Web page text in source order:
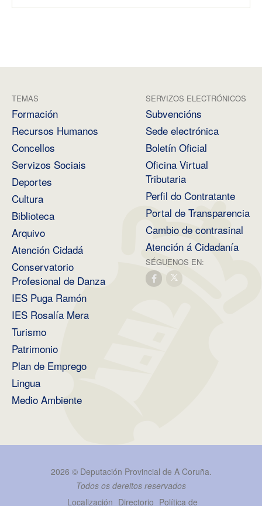
TEMAS
Formación
Recursos Humanos
Concellos
Servizos Sociais
Deportes
Cultura
Biblioteca
Arquivo
Atención Cidadá
Conservatorio
Profesional de Danza
IES Puga Ramón
IES Rosalía Mera
Turismo
Patrimonio
Plan de Emprego
Lingua
Medio Ambiente
SERVIZOS ELECTRÓNICOS
Subvencións
Sede electrónica
Boletín Oficial
Oficina Virtual
Tributaria
Perfil do Contratante
Portal de Transparencia
Cambio de contrasinal
Atención á Cidadanía
SÉGUENOS EN:
2026 © Deputación Provincial de A Coruña.
Todos os dereitos reservados
Localización Directorio Política de